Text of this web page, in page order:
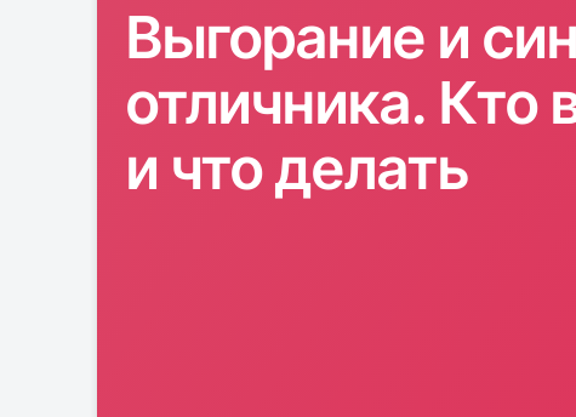
Выгорание и
отличника. Кто
и что делать